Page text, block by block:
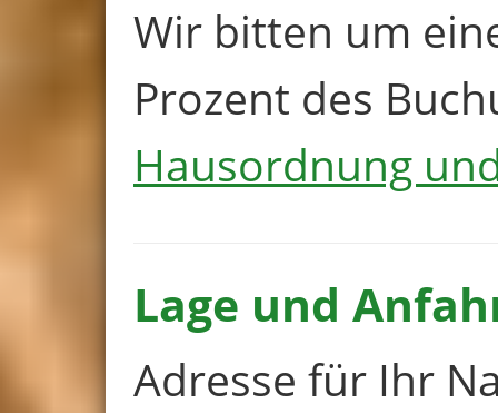
Wir bitten um
Prozent des
Hausordnung
Lage und
Adresse für Ihr